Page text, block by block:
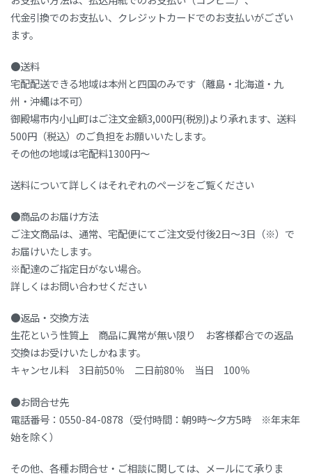
代金引換でのお支払い、クレジットカードでのお支払いがござい
ます。
●送料
宅配配送できる地域は本州と四国のみです（離島・北海道・九
州・沖縄は不可）
御殿場市内小山町はご注文金額3,000円(税別)より承れます、送料
500円（税込）のご負担をお願いいたします。
その他の地域は宅配料1300円～
送料について詳しくはそれぞれのページをご覧ください
●商品のお届け方法
ご注文商品は、通常、宅配便にてご注文受付後2日～3日（※）で
お届けいたします。
※配達のご指定日がない場合。
詳しくはお問い合わせください
●返品・交換方法
生花という性質上 商品に異常が無い限り お客様都合での返品
交換はお受けいたしかねます。
キャンセル料 3日前50％ 二日前80％ 当日 100％
●お問合せ先
電話番号：0550-84-0878（受付時間：朝9時～夕方5時 ※年末年
始を除く）
その他、各種お問合せ・ご相談に関しては、メールにて承りま